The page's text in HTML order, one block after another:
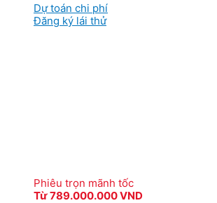
Dự toán chi phí
Đăng ký lái thử
Phiêu trọn mãnh tốc
Từ 789.000.000 VND